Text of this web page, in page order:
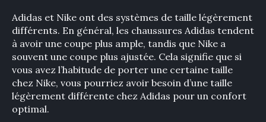
Adidas et Nike ont des systèmes de taille légèrement
différents. En général, les chaussures Adidas tendent
à avoir une coupe plus ample, tandis que Nike a
souvent une coupe plus ajustée. Cela signifie que si
vous avez l’habitude de porter une certaine taille
chez Nike, vous pourriez avoir besoin d’une taille
légèrement différente chez Adidas pour un confort
optimal.